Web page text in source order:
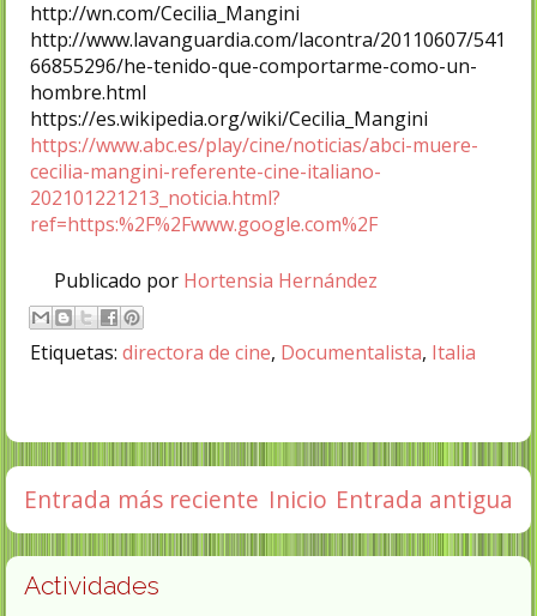
http://wn.com/Cecilia_Mangini
http://www.lavanguardia.com/lacontra/20110607/541
66855296/he-tenido-que-comportarme-como-un-
hombre.html
https://es.wikipedia.org/wiki/Cecilia_Mangini
https://www.abc.es/play/cine/noticias/abci-muere-
cecilia-mangini-referente-cine-italiano-
202101221213_noticia.html?
ref=https:%2F%2Fwww.google.com%2F
Publicado por Hortensia Hernández
Etiquetas: directora de cine, Documentalista, Italia
Entrada más reciente Entrada antigua
Inicio
Actividades